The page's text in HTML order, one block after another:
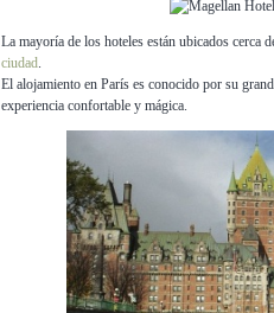
La mayoría de los hoteles están ubicados cerca
ciudad.
El alojamiento en París es conocido por su
experiencia confortable y mágica.